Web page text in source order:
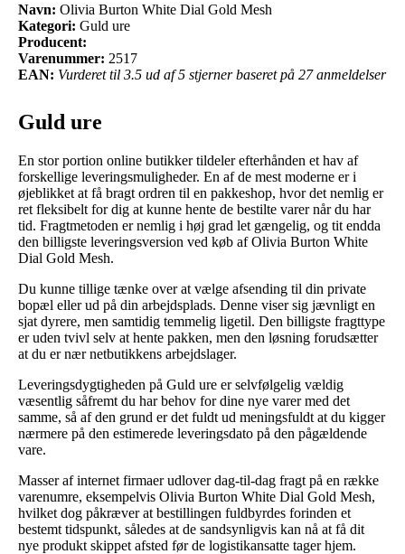
Navn: Olivia Burton White Dial Gold Mesh
Kategori: Guld ure
Producent:
Varenummer: 2517
EAN: Vurderet til 3.5 ud af 5 stjerner baseret på 27 anmeldelser
Guld ure
En stor portion online butikker tildeler efterhånden et hav af
forskellige leveringsmuligheder. En af de mest moderne er i
øjeblikket at få bragt ordren til en pakkeshop, hvor det nemlig er
ret fleksibelt for dig at kunne hente de bestilte varer når du har
tid. Fragtmetoden er nemlig i høj grad let gængelig, og tit endda
den billigste leveringsversion ved køb af Olivia Burton White
Dial Gold Mesh.
Du kunne tillige tænke over at vælge afsending til din private
bopæl eller ud på din arbejdsplads. Denne viser sig jævnligt en
sjat dyrere, men samtidig temmelig ligetil. Den billigste fragttype
er uden tvivl selv at hente pakken, men den løsning forudsætter
at du er nær netbutikkens arbejdslager.
Leveringsdygtigheden på Guld ure er selvfølgelig vældig
væsentlig såfremt du har behov for dine nye varer med det
samme, så af den grund er det fuldt ud meningsfuldt at du kigger
nærmere på den estimerede leveringsdato på den pågældende
vare.
Masser af internet firmaer udlover dag-til-dag fragt på en række
varenumre, eksempelvis Olivia Burton White Dial Gold Mesh,
hvilket dog påkræver at bestillingen fuldbyrdes forinden et
bestemt tidspunkt, således at de sandsynligvis kan nå at få dit
nye produkt skippet afsted før de logistikansatte tager hjem.